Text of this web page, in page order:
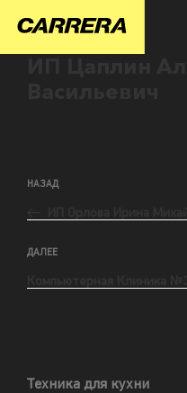
НАЗАД
ДАЛЕЕ
Техника для кухни